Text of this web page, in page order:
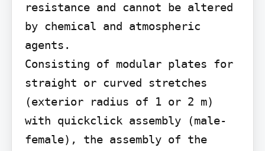
resistance and cannot be altered
by chemical and atmospheric
agents.
Consisting of modular plates for
straight or curved stretches
(exterior radius of 1 or 2 m)
with quickclick assembly (male-
female), the assembly of the